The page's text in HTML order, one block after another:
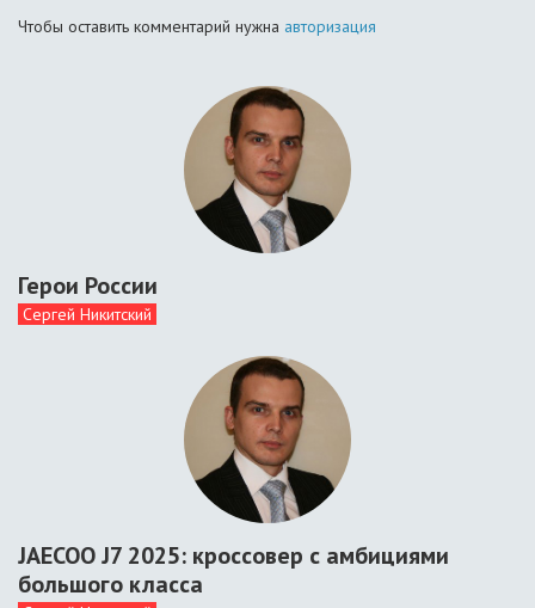
Чтобы оставить комментарий нужна авторизация
Герои России
Сергей Никитский
JAECOO J7 2025: кроссовер с амбициями
большого класса